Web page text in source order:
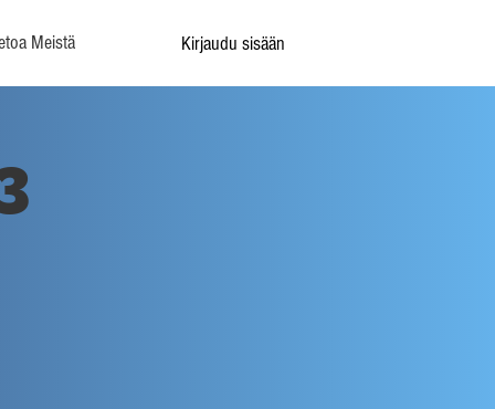
Meistä Kirjaudu sisään